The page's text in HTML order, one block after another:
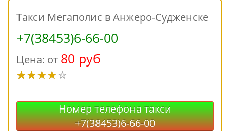
Такси Мегаполис в Анжеро-Судженске
+7(38453)6-66-00
Цена: от 80 руб
Номер телефона такси
+7(38453)6-66-00